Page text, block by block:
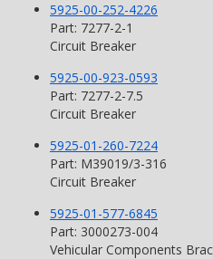
5925-00-252-4226
Part: 7277-2-1
Circuit Breaker
5925-00-923-0593
Part: 7277-2-7.5
Circuit Breaker
5925-01-260-7224
Part: M39019/3-316
Circuit Breaker
5925-01-577-6845
Part: 3000273-004
Vehicular Components